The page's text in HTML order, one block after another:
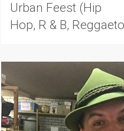
Urban Feest (Hip
Hop, R & B,